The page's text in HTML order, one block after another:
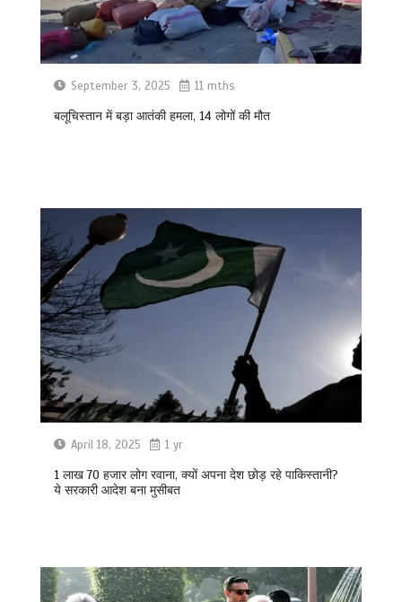
September 3, 2025 11 mths
बलूचिस्तान में बड़ा आतंकी हमला, 14 लोगों की मौत
April 18, 2025 1 yr
1 लाख 70 हजार लोग रवाना, क्यों अपना देश छोड़ रहे पाकिस्तानी?
ये सरकारी आदेश बना मुसीबत